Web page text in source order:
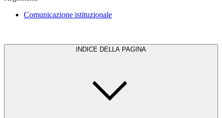
Comunicazione istituzionale
INDICE DELLA PAGINA